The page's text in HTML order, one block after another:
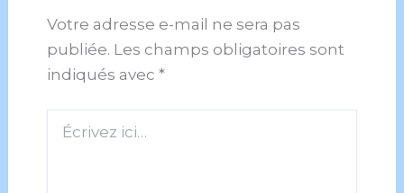
Votre adresse e-mail ne sera pas
publiée. Les champs obligatoires sont
indiqués avec *
ici…